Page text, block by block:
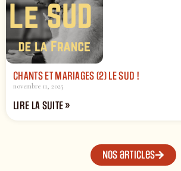
CHANTS ET MARIAGES (2) LE SUD !
novembre 11, 2025
LIRE LA SUITE »
Nos articles